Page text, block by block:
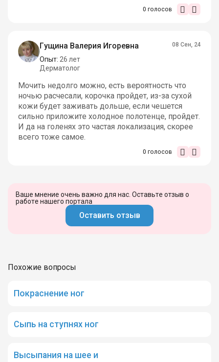
0 голосов
Гущина Валерия Игоревна
Опыт: 26 лет
Дерматолог
08 Сен, 24
Мочить недолго можно, есть вероятность что
ночью расчесали, корочка пройдет, из-за сухой
кожи будет заживать дольше, если чешется
сильно приложите холодное полотенце, пройдет.
И да на голенях это частая локализация, скорее
всего тоже самое.
0 голосов
Ваше мнение очень важно для нас. Оставьте отзыв о
работе нашего портала
Оставить отзыв
Похожие вопросы
Покраснение ног
Сыпь на ступнях ног
Высыпания на шее и